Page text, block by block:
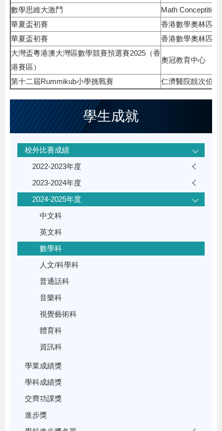
數學思維大激鬥
Math Conceptition
華夏盃初賽
香港數學奧林匹
華夏盃初賽
香港數學奧林匹
大灣盃粵港澳大灣區數學競賽預選賽2025（香
港賽區）
奧冠教育中心
第十二屆Rummikub小學挑戰賽 仁濟醫院靚次伯
學生成就
校外比賽成績
2022-2023年度
2023-2024年度
2024-2025年度
中文科
英文科
數學科
人文/科學科
普通話科
音樂科
視覺藝術科
體育科
資訊科
學業成績獎
學科成績獎
交齊功課獎
進步獎